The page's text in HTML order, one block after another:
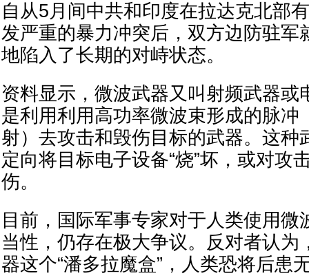
自从5月间中共和印度在拉达克北部
发严重的暴力冲突后，双方边防驻军
地陷入了长期的对峙状态。
资料显示，微波武器又叫射频武器或
是利用利用高功率微波束形成的脉冲
射）去攻击和毁伤目标的武器。这种
定向将目标电子设备“烧”坏，或对攻
伤。
目前，国际军事专家对于人类使用微
当性，仍存在极大争议。反对者认为
器这个“潘多拉魔盒”，人类恐将后患